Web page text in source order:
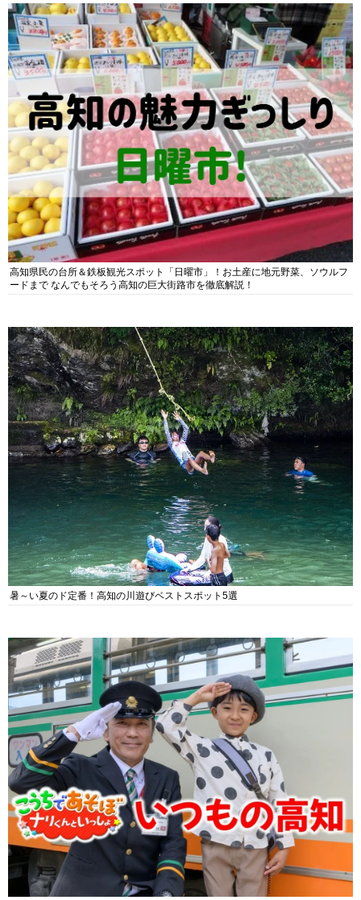
高知県民の台所＆鉄板観光スポット「日曜市」！お土産に地元野菜、ソウルフ
ードまで なんでもそろう高知の巨大街路市を徹底解説！
暑～い夏のド定番！高知の川遊びベストスポット5選